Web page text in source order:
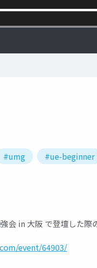
#umg #ue-beginner
会 in 大阪 で登壇した際
event/64903/